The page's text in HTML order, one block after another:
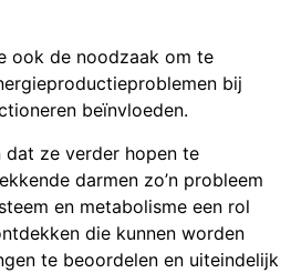
ook de noodzaak om te
bij
beïnvloeden.
dat ze verder hopen te
darmen zo’n probleem
en metabolisme een rol
die kunnen worden
te beoordelen en uiteindelijk